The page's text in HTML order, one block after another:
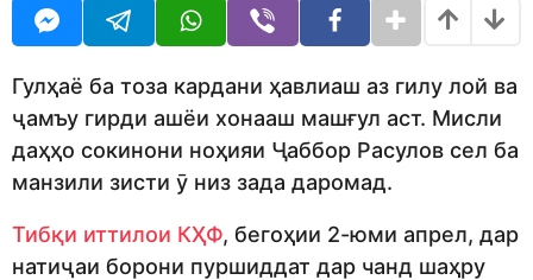
R
g
Гулҳаё ба тоза кардани ҳавлиаш аз гилу лой ва
ҷамъу гирди ашёи хонааш машғул аст. Мисли
даҳҳо сокинони ноҳияи Ҷаббор Расулов сел ба
манзили зисти ӯ низ зада даромад.
Тибқи иттилои КҲФ, бегоҳии 2-юми апрел, дар
натиҷаи борони пуршиддат дар чанд шаҳру